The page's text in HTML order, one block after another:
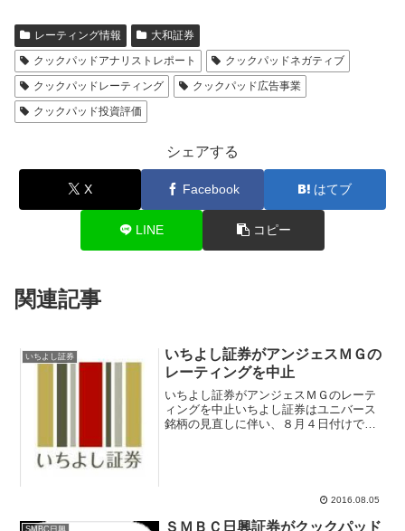
レーティング情報
大和証券
クックパッドアナリストレポート
クックパッドネガティブ
クックパッドレーティング
クックパッド広告事業
クックパッド投資評価
シェアする
X Facebook はてブ
LINE コピー
関連記事
いちよし証券
いちよし証券がアンジェスＭＧの
レーティングを中止
いちよし証券がアンジェスＭＧのレーテ
ィングを中止いちよし証券はユニバース
銘柄の見直しに伴い、８月４日付けでア
2016.08.05
ＳＭＢＣ日興証券がクックパッド